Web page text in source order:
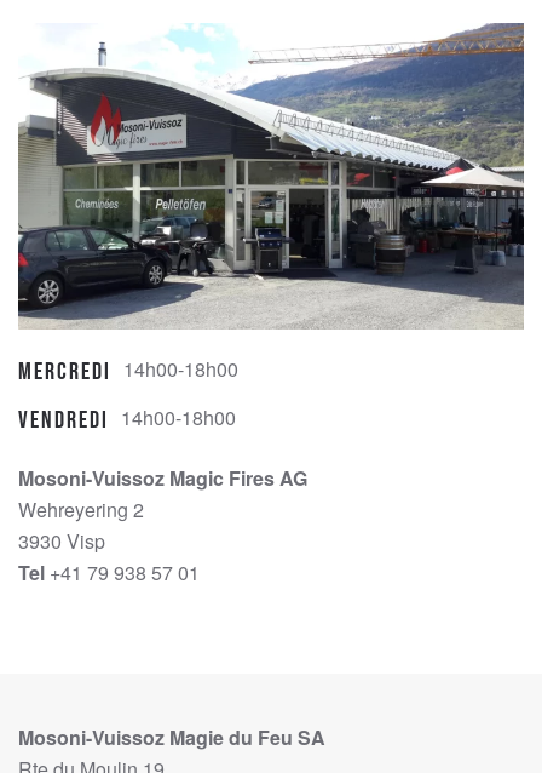
Mercredi 14h00-18h00
Vendredi 14h00-18h00
Mosoni-Vuissoz Magic Fires AG
Wehreyering 2
3930 Visp
Tel +41 79 938 57 01
Mosoni-Vuissoz Magie du Feu SA